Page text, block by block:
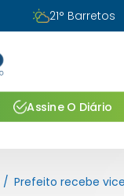
21° Barretos
Assine O Diário
/